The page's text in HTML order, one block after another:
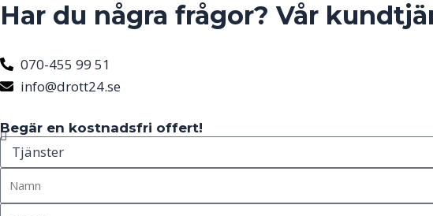
Har du några frågor? Vår
070-455 99 51
info@drott24.se
Begär en kostnadsfri offert!